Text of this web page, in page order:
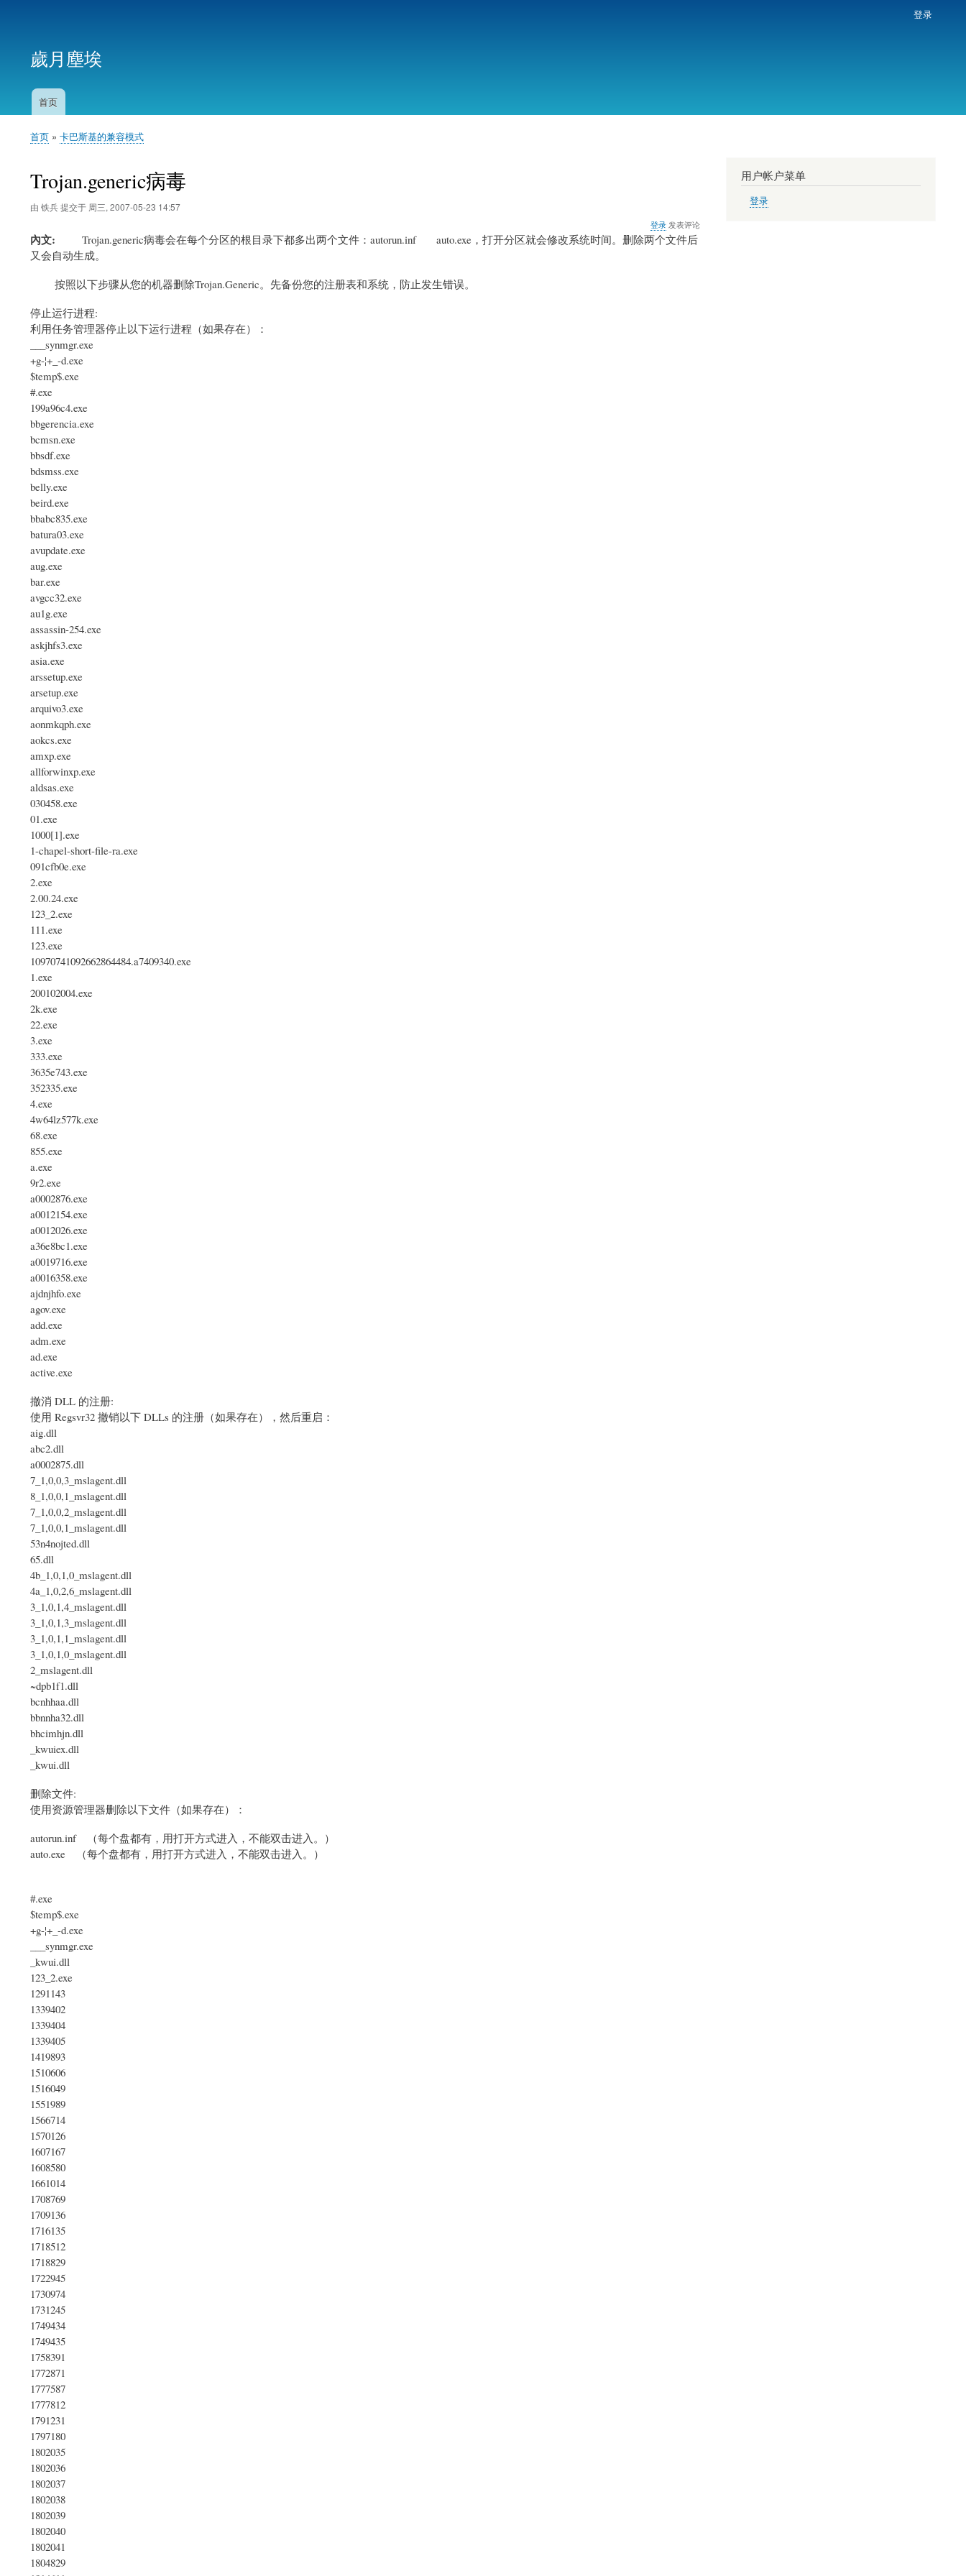
登录
歲月塵埃
航
首页
面
屑
首页 卡巴斯基的兼容模式
Trojan.generic病毒
由 铁兵提交于 周三, 2007-05-23 14:57
登录发表评论
內文 Trojan.generic病毒会在每个分区的根目录下都多出两个文件：autorun.inf auto.exe，打开分区就会修改系统时间。删除两个文件后
又会自动生成。
按照以下步骤从您的机器删除Trojan.Generic。先备份您的注册表和系统，防止发生错误。
停止运行进程:
利用任务管理器停止以下运行进程（如果存在）：
___synmgr.exe
+g-¦+_-d.exe
$temp$.exe
#.exe
199a96c4.exe
bbgerencia.exe
bcmsn.exe
bbsdf.exe
bdsmss.exe
belly.exe
beird.exe
bbabc835.exe
batura03.exe
avupdate.exe
aug.exe
bar.exe
avgcc32.exe
au1g.exe
assassin-254.exe
askjhfs3.exe
asia.exe
arssetup.exe
arsetup.exe
arquivo3.exe
aonmkqph.exe
aokcs.exe
amxp.exe
allforwinxp.exe
aldsas.exe
030458.exe
01.exe
1000[1].exe
1-chapel-short-file-ra.exe
091cfb0e.exe
2.exe
2.00.24.exe
123_2.exe
111.exe
123.exe
10970741092662864484.a7409340.exe
1.exe
200102004.exe
2k.exe
22.exe
3.exe
333.exe
3635e743.exe
352335.exe
4.exe
4w64lz577k.exe
68.exe
855.exe
a.exe
9r2.exe
a0002876.exe
a0012154.exe
a0012026.exe
a36e8bc1.exe
a0019716.exe
a0016358.exe
ajdnjhfo.exe
agov.exe
add.exe
adm.exe
ad.exe
active.exe
撤消 DLL 的注册:
使用 Regsvr32 撤销以下 DLLs 的注册（如果存在），然后重启：
aig.dll
abc2.dll
a0002875.dll
7_1,0,0,3_mslagent.dll
8_1,0,0,1_mslagent.dll
7_1,0,0,2_mslagent.dll
7_1,0,0,1_mslagent.dll
53n4nojted.dll
65.dll
4b_1,0,1,0_mslagent.dll
4a_1,0,2,6_mslagent.dll
3_1,0,1,4_mslagent.dll
3_1,0,1,3_mslagent.dll
3_1,0,1,1_mslagent.dll
3_1,0,1,0_mslagent.dll
2_mslagent.dll
~dpb1f1.dll
bcnhhaa.dll
bbnnha32.dll
bhcimhjn.dll
_kwuiex.dll
_kwui.dll
删除文件:
使用资源管理器删除以下文件（如果存在）：
autorun.inf （每个盘都有，用打开方式进入，不能双击进入。）
auto.exe （每个盘都有，用打开方式进入，不能双击进入。）
#.exe
$temp$.exe
+g-¦+_-d.exe
___synmgr.exe
_kwui.dll
123_2.exe
1291143
1339402
1339404
1339405
1419893
1510606
1516049
1551989
1566714
1570126
1607167
1608580
1661014
1708769
1709136
1716135
1718512
1718829
1722945
1730974
1731245
1749434
1749435
1758391
1772871
1777587
1777812
1791231
1797180
1802035
1802036
1802037
1802038
1802039
1802040
1802041
1804829
用户帐户菜单
登录